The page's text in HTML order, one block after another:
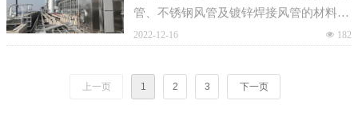
管、不锈钢风管及镀锌焊接风管的材料供
应及安装。
넶 182
2022-12-16
上一页 1 2 3 下一页